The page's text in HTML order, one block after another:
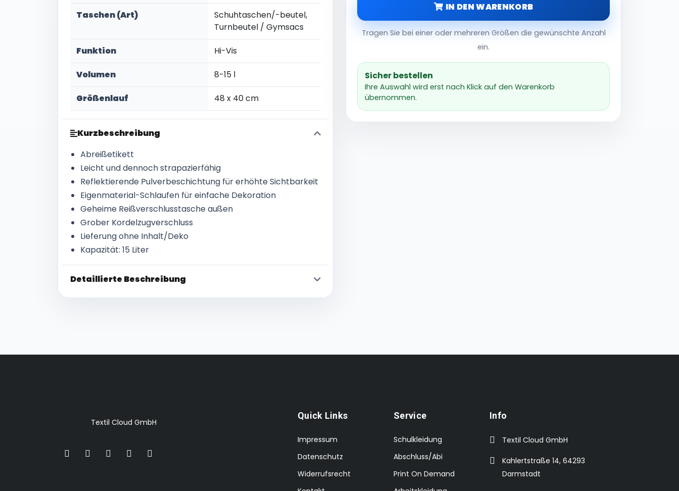
Taschen (Art)
Schuhtaschen/-beutel,
Turnbeutel / Gymsacs
Funktion Hi-Vis
Volumen 8-15 l
Größenlauf 48 x 40 cm
Kurzbeschreibung
Abreißetikett
Leicht und dennoch strapazierfähig
Reflektierende Pulverbeschichtung für erhöhte Sichtbarkeit
Eigenmaterial-Schlaufen für einfache Dekoration
Geheime Reißverschlusstasche außen
Grober Kordelzugverschluss
Lieferung ohne Inhalt/Deko
Kapazität: 15 Liter
Detaillierte Beschreibung
IN DEN WARENKORB
Tragen Sie bei einer oder mehreren Größen die gewünschte Anzahl
ein.
Sicher bestellen
Ihre Auswahl wird erst nach Klick auf den Warenkorb
übernommen.
Textil Cloud GmbH
Quick Links
Impressum
Datenschutz
Widerrufsrecht
Service
Schulkleidung
Abschluss/Abi
Print On Demand
Info
Textil Cloud GmbH
Kahlertstraße 14, 64293
Darmstadt